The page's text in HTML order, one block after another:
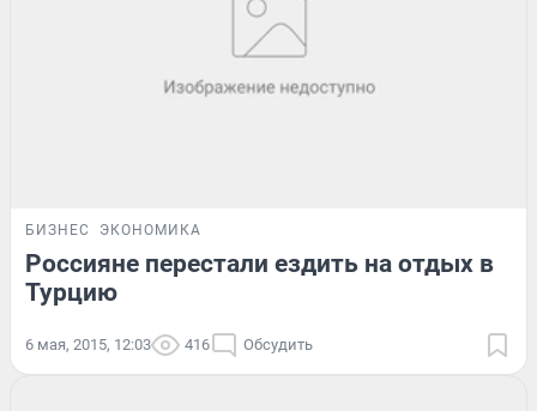
БИЗНЕС ЭКОНОМИКА
Россияне перестали ездить на отдых в
Турцию
6 мая, 2015, 12:03 416 Обсудить